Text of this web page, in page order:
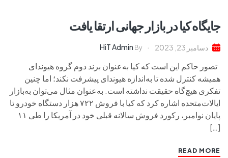
جایگاه کیا در بازار جهانی ارتقا یافت
دسامبر 23, 2023 By
HiT Admin
تصور حاکم این است که کیا به‌عنوان برند دوم گروه هیوندای
همیشه کنترل شده تا به‌اندازه هیوندای پیشرفت نکند؛ اما چنین
تفکری هیچ‌گاه حقیقت نداشته است. به‌عنوان مثال می‌توان به‌بازار
ایالات‌متحده اشاره کرد که کیا با فروش ۷۲۲ هزار دستگاه خودرو تا
پایان نوامبر، رکورد فروش سالانه قبلی خود در آمریکا را طی ۱۱
[…]
READ MORE